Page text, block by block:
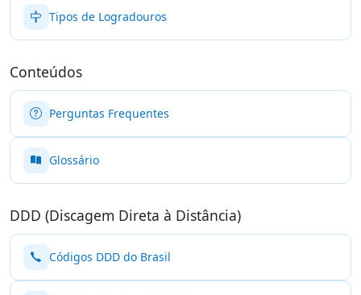
Tipos de Logradouros
Conteúdos
Perguntas Frequentes
Glossário
DDD (Discagem Direta à Distância)
Códigos DDD do Brasil